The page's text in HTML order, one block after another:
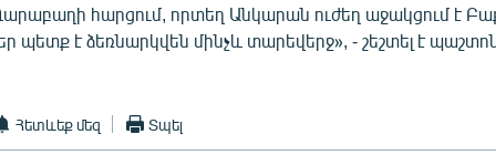
հարցում, որտեղ Անկարան ուժեղ աջակցում է
պետք է ձեռնարկվեն մինչև տարեվերջ», - շեշտել է
Հետևեք մեզ Տպել